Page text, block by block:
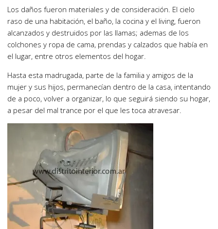
Los daños fueron materiales y de consideración. El cielo
raso de una habitación, el baño, la cocina y el living, fueron
alcanzados y destruidos por las llamas; ademas de los
colchones y ropa de cama, prendas y calzados que había en
el lugar, entre otros elementos del hogar.
Hasta esta madrugada, parte de la familia y amigos de la
mujer y sus hijos, permanecían dentro de la casa, intentando
de a poco, volver a organizar, lo que seguirá siendo su hogar,
a pesar del mal trance por el que les toca atravesar.